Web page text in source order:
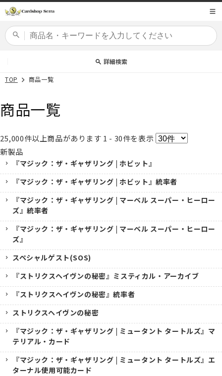
ンツに
詳細検索
商品コード
カードセット
TOP 商品一覧
商品一覧
25,000件以上商品があります 1 - 30件を表示
新製品
『マジック：ザ・ギャザリング | ホビット』
『マジック：ザ・ギャザリング | ホビット』統率者
『マジック：ザ・ギャザリング | マーベル スーパー・ヒーロー
ズ』統率者
『マジック：ザ・ギャザリング | マーベル スーパー・ヒーロー
ズ』
スペシャルゲスト(SOS)
『ストリクスヘイヴンの秘密』ミスティカル・アーカイブ
『ストリクスヘイヴンの秘密』統率者
ストリクスヘイヴンの秘密
『マジック：ザ・ギャザリング | ミュータント タートルズ』マ
テリアル・カード
『マジック：ザ・ギャザリング | ミュータント タートルズ』エ
ターナル使用可能カード